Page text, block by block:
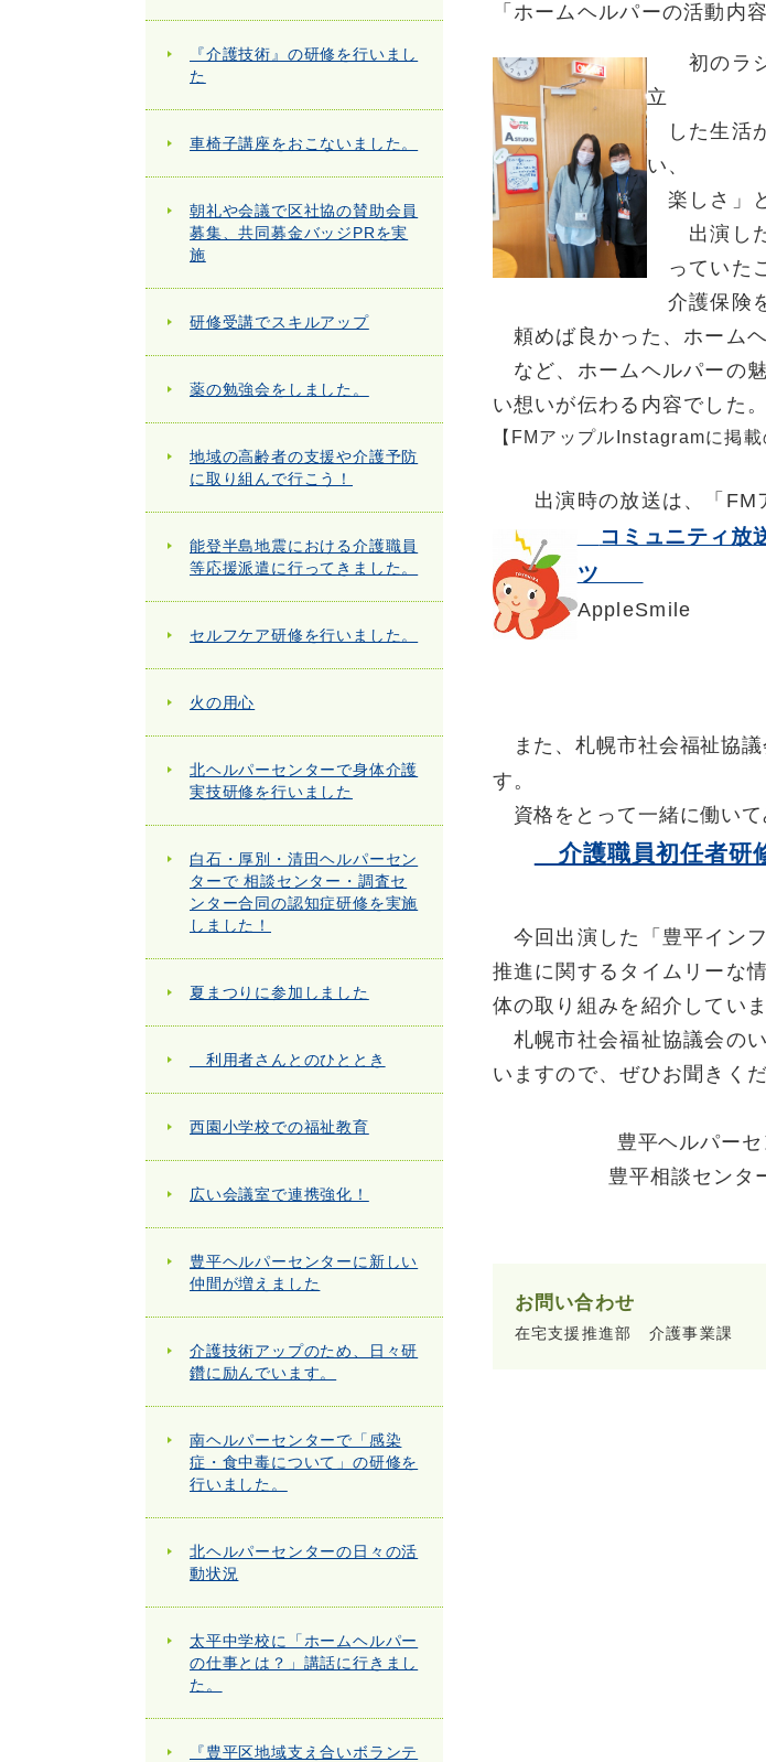
「ホームヘルパーの活動内
初のラジオ
立
した生活が
い、
楽しさ」
出演した
っていた
介護保険
頼めば良かった、ホーム
など、ホームヘルパーの
い想いが伝わる内容でした。
【FMアップルInstagramに掲載
出演時の放送は、「FMア
コミュニティ放
ツ
AppleSmile
→このなか
また、札幌市社会福祉協議
す。
資格をとって一緒に働いて
介護職員初任者研
今回出演した「豊平イン
推進に関するタイムリーな
体の取り組みを紹介していま
札幌市社会福祉協議会の
いますので、ぜひお聞きくだ
豊平ヘルパー
豊平相談センター
お問い合わせ
在宅支援推進部 介護事業課
『介護技術』の研修を行いまし
た
車椅子講座をおこないました。
朝礼や会議で区社協の賛助会員
募集、共同募金バッジPRを実
施
研修受講でスキルアップ
薬の勉強会をしました。
地域の高齢者の支援や介護予防
に取り組んで行こう！
能登半島地震における介護職員
等応援派遣に行ってきました。
セルフケア研修を行いました。
火の用心
北ヘルパーセンターで身体介護
実技研修を行いました
白石・厚別・清田ヘルパーセン
ターで 相談センター・調査セ
ンター合同の認知症研修を実施
しました！
夏まつりに参加しました
利用者さんとのひととき
西園小学校での福祉教育
広い会議室で連携強化！
豊平ヘルパーセンターに新しい
仲間が増えました
介護技術アップのため、日々研
鑽に励んでいます。
南ヘルパーセンターで「感染
症・食中毒について」の研修を
行いました。
北ヘルパーセンターの日々の活
動状況
太平中学校に「ホームヘルパー
の仕事とは？」講話に行きまし
た。
『豊平区地域支え合いボランテ